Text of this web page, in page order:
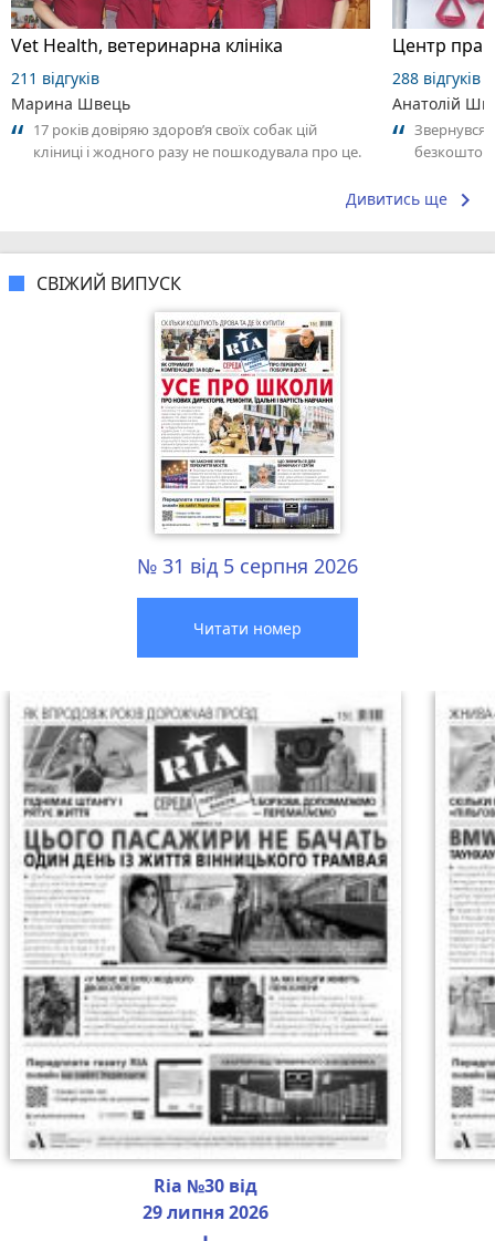
Vet Health, ветеринарна клініка
211 відгуків
Марина Швець
17 років довіряю здоров’я своїх собак цій
кліниці і жодного разу не пошкодувала про це.
Центр
288 відгуків
Анатолій
Звернувся
Дивитись ще keyboard_arrow_right
СВІЖИЙ ВИПУСК
№ 31 від 5 серпня 2026
Читати номер
Ria №30 від
29 липня 2026